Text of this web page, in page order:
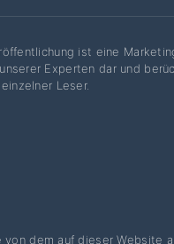
ist eine
Experten dar und
Leser.
dem auf dieser Website